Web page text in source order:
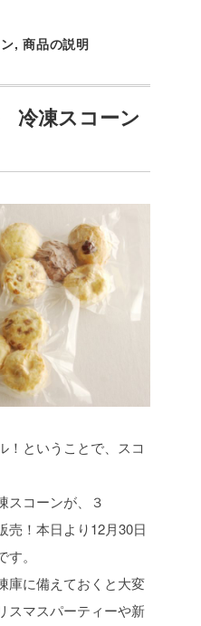
,商品の説明
冷凍スコーン
！ということで、スコ
スコーンが、３
売！本日より12月30日
。
庫に備えておくと大変
スマスパーティーや新